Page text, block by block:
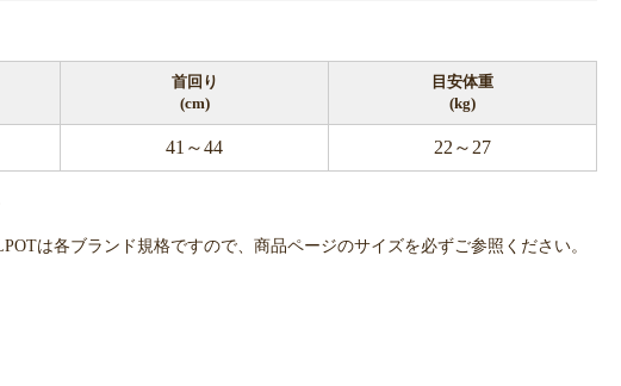
首回り
(cm)
目安体重
(kg)
41～44 22～27
は各ブランド規格ですので、商品ページのサイズを必ずご参照ください。